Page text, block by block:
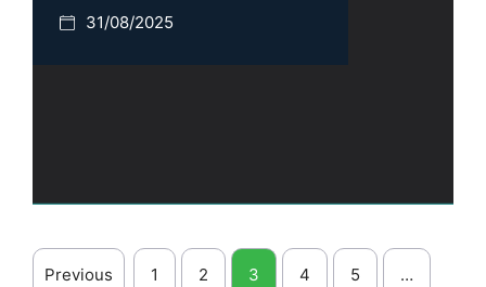
31/08/2025
Previous 1 2 3 4 5 …